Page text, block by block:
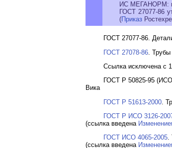
ИС МЕГАНОРМ:
ГОСТ 27077-86
(Приказ
ГОСТ 27077-86.
ГОСТ 27078-86 .
Ссылка исключена с
ГОСТ Р 50825-95 (ИСО
Вика
ГОСТ Р 51613-2000 .
ГОСТ Р ИСО 3126-
(ссылка введена
ГОСТ ИСО 4065-2005.
(ссылка введена